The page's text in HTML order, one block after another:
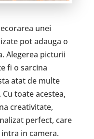
unei
pot adauga o
Alegerea picturii
fi o sarcina
atat de multe
toate acestea,
creativitate,
perfect, care
in camera.